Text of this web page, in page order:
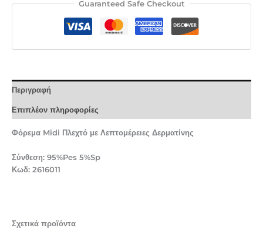
Guaranteed Safe Checkout
Περιγραφή
Επιπλέον πληροφορίες
Φόρεμα Midi Πλεχτό με Λεπτομέρειες Δερματίνης
Σύνθεση: 95%Pes 5%Sp
Κωδ: 2616011
Σχετικά προϊόντα